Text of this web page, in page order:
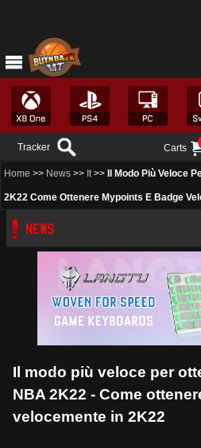
Tracker Carts
Home >> News >> It>> Il Modo Più Veloce
2K22 Come Ottenere Mypoints E Badge
NEWS
Il modo più veloce per
NBA 2K22 - Come
velocemente in 2K22